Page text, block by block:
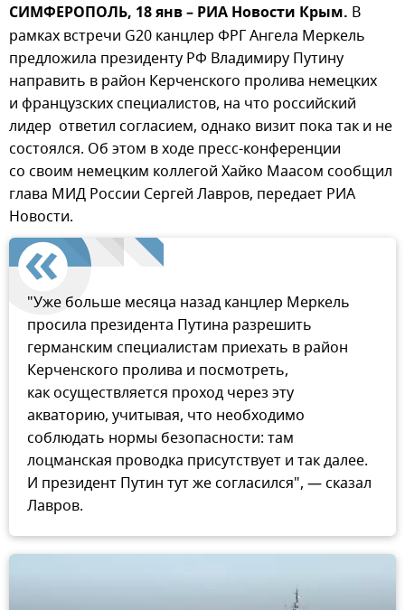
СИМФЕРОПОЛЬ, 18 янв – РИА Новости Крым. В
рамках встречи G20 канцлер ФРГ Ангела Меркель
предложила президенту РФ Владимиру Путину
направить в район Керченского пролива немецких
и французских специалистов, на что российский
лидер ответил согласием, однако визит пока так и не
состоялся. Об этом в ходе пресс-конференции
со своим немецким коллегой Хайко Маасом сообщил
глава МИД России Сергей Лавров, передает РИА
Новости.
"Уже больше месяца назад канцлер Меркель
просила президента Путина разрешить
германским специалистам приехать в район
Керченского пролива и посмотреть,
как осуществляется проход через эту
акваторию, учитывая, что необходимо
соблюдать нормы безопасности: там
лоцманская проводка присутствует и так далее.
И президент Путин тут же согласился", — сказал
Лавров.